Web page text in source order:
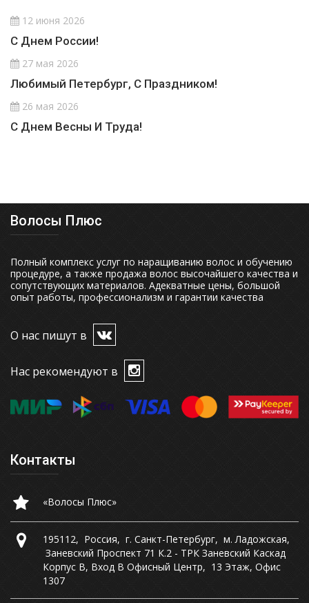
12 июня 2026
С Днем России!
27 мая 2026
Любимый Петербург, С Праздником!
26 мая 2026
​С Днем Весны И Труда!
Волосы Плюс
Полный комплекс услуг по наращиванию волос и обучению
процедуре, а также продажа волос высочайшего качества и
сопутствующих материалов. Адекватные цены, большой
опыт работы, профессионализм и гарантии качества
О нас пишут в
Нас рекомендуют в
Контакты
«Волосы Плюс»
195112, Россия, г. Санкт-Петербург, м. Ладожская,
Заневский Проспект 71 К.2 - ТРК Заневский Каскад
Корпус В, Вход В Офисный Центр, 13 Этаж, Офис
1307